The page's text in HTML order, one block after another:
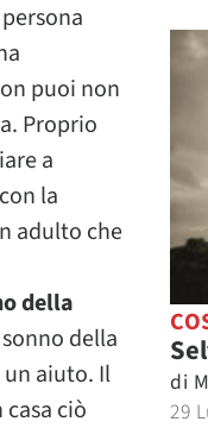
puoi non
Proprio
a
la
adulto che
della
della
un aiuto. Il
ciò
di
29